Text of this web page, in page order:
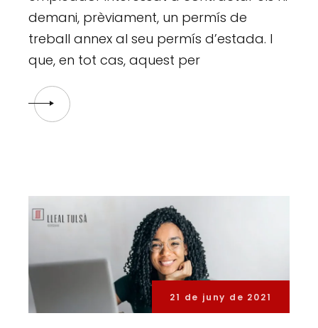
demani, prèviament, un permís de
treball annex al seu permís d’estada. I
que, en tot cas, aquest per
21 de juny de 2021